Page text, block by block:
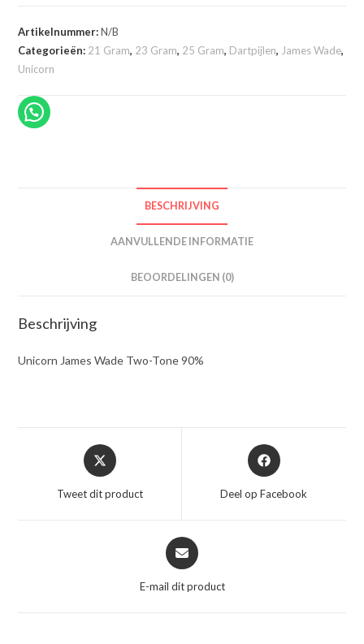
Tone
90%
aantal
Artikelnummer:N/B
Categorieën: 21 Gram, 23 Gram, 25 Gram, Dartpijlen, James Wade,
Unicorn
BESCHRIJVING
AANVULLENDE INFORMATIE
BEOORDELINGEN (0)
Beschrijving
Unicorn James Wade Two-Tone 90%
Opent
in
nieuw
Tweet dit product
Opent
in
nieuw
Deel op Facebook
Opent
in
nieuw
E-mail dit product